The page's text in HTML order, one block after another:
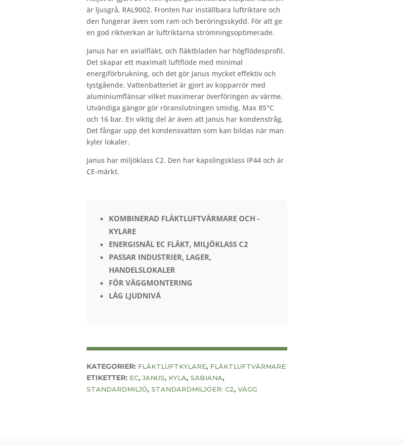
är ljusgrå, RAL9002. Fronten har inställbara luftriktare och
den fungerar även som ram och beröringsskydd. För att ge
en god riktverkan är luftriktarna strömningsoptimerade.
Janus har en axialfläkt, och fläktbladen har högflödesprofil.
Det skapar ett maximalt luftflöde med minimal
energiförbrukning, och det gör Janus mycket effektiv och
tystgående. Vattenbatteriet är gjort av kopparrör med
aluminiumflänsar vilket maximerar överföringen av värme.
Utvändiga gängor gör röranslutningen smidig. Max 85°C
och 16 bar. En viktig del är även att Janus har kondenstråg.
Det fångar upp det kondensvatten som kan bildas när man
kyler lokaler.
Janus har miljöklass C2. Den har kapslingsklass IP44 och är
CE-märkt.
KOMBINERAD FLÄKTLUFTVÄRMARE OCH -
KYLARE
ENERGISNÅL EC FLÄKT, MILJÖKLASS C2
PASSAR INDUSTRIER, LAGER,
HANDELSLOKALER
FÖR VÄGGMONTERING
LÅG LJUDNIVÅ
KATEGORIER: FLÄKTLUFTKYLARE, FLÄKTLUFTVÄRMARE
ETIKETTER: EC,JANUS, KYLA, SABIANA,
STANDARDMILJÖ, STANDARDMILJÖER: C2, VÄGG